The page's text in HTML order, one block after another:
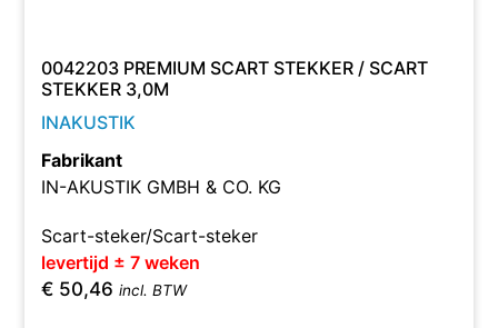
0042203 PREMIUM SCART STEKKER / SCART
STEKKER 3,0M
INAKUSTIK
Fabrikant
IN-AKUSTIK GMBH & CO. KG
Scart-steker/Scart-steker
levertijd ± 7 weken
€ 50,46 incl. BTW